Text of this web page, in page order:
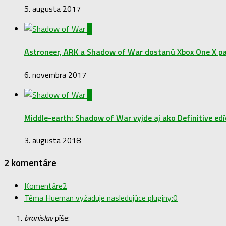
5. augusta 2017
Astroneer, ARK a Shadow of War dostanú Xbox One X
6. novembra 2017
Middle-earth: Shadow of War vyjde aj ako Definitive
3. augusta 2018
2 komentáre
Komentáre2
Téma Hueman vyžaduje nasledujúce pluginy:0
branislavpíše: